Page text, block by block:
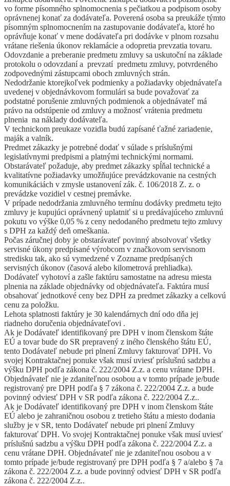
vo forme písomného splnomocnenia s pečiatkou a podpisom osoby
oprávnenej konať za dodávateľa. Poverená osoba sa preukáže týmto
písomným splnomocnením na zastupovanie dodávateľa, ktoré ho
oprávňuje konať v mene dodávateľa pri dodávke v plnom rozsahu
vrátane riešenia úkonov reklamácie a odopretia prevzatia tovaru.
Odovzdanie a preberanie predmetu zmluvy sa uskutoční na základe
protokolu o odovzdaní a prevzatí predmetu zmluvy, potvrdeného
zodpovednými zástupcami oboch zmluvných strán.
Nedodržanie ktorejkoľvek podmienky a požiadavky objednávateľa
uvedenej v objednávkovom formulári sa bude považovať za
podstatné porušenie zmluvných podmienok a objednávateľ má
právo na odstúpenie od zmluvy a možnosť vrátenia predmetu
plnenia na náklady dodávateľa.
V technickom preukaze vozidla budú zapísané ťažné zariadenie,
maják a valník.
Predmet zákazky je potrebné dodať v súlade s príslušnými
legislatívnymi predpismi a platnými technickými normami.
Obstarávateľ požaduje, aby predmet zákazky spĺňal technické a
kvalitatívne požiadavky umožňujúce prevádzkovanie na cestných
komunikáciách v zmysle ustanovení zák. č. 106/2018 Z. z. o
prevádzke vozidiel v cestnej premávke.
V prípade nedodržania zmluvného termínu dodávky predmetu tejto
zmluvy je kupujúci oprávnený uplatniť si u predávajúceho zmluvnú
pokutu vo výške 0,05 % z ceny nedodaného predmetu tejto zmluvy
s DPH za každý deň omeškania.
Počas záručnej doby je obstarávateľ povinný absolvovať všetky
servisné úkony predpísané výrobcom v značkovom servisnom
stredisku tak, ako sú vymedzené v Zozname predpísaných
servisných úkonov (časová alebo kilometrová prehliadka).
Dodávateľ vyhotoví a zašle faktúru samostatne na adresu miesta
plnenia na základe objednávky od objednávateľa. Faktúra musí
obsahovať jednotkové ceny bez DPH za predmet zákazky a celkovú
cenu za položku.
Lehota splatnosti faktúry je 30 kalendárnych dní odo dňa jej
riadneho doručenia objednávateľovi .
Ak je Dodávateľ identifikovaný pre DPH v inom členskom štáte
EÚ a tovar bude do SR prepravený z iného členského štátu EÚ,
tento Dodávateľ nebude pri plnení Zmluvy fakturovať DPH. Vo
svojej Kontraktačnej ponuke však musí uviesť príslušnú sadzbu a
výšku DPH podľa zákona č. 222/2004 Z.z. a cenu vrátane DPH.
Objednávateľ nie je zdaniteľnou osobou a v tomto prípade je/bude
registrovaný pre DPH podľa § 7 zákona č. 222/2004 Z.z. a bude
povinný odviesť DPH v SR podľa zákona č. 222/2004 Z.z..
Ak je Dodávateľ identifikovaný pre DPH v inom členskom štáte
EÚ alebo je zahraničnou osobou z tretieho štátu a miesto dodania
služby je v SR, tento Dodávateľ nebude pri plnení Zmluvy
fakturovať DPH. Vo svojej Kontraktačnej ponuke však musí uviesť
príslušnú sadzbu a výšku DPH podľa zákona č. 222/2004 Z.z. a
cenu vrátane DPH. Objednávateľ nie je zdaniteľnou osobou a v
tomto prípade je/bude registrovaný pre DPH podľa § 7 a/alebo § 7a
zákona č. 222/2004 Z.z. a bude povinný odviesť DPH v SR podľa
zákona č. 222/2004 Z.z..